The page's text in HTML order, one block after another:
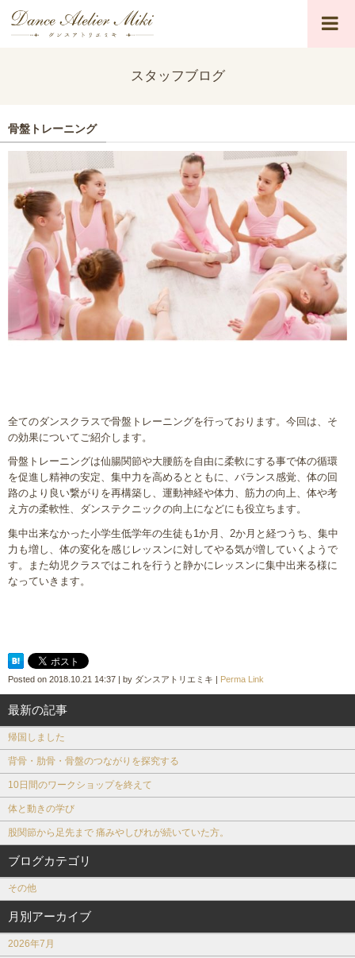
スタッフブログ
骨盤トレーニング
全てのダンスクラスで骨盤トレーニングを行っております。今回は、そ
の効果についてご紹介します。
骨盤トレーニングは仙腸関節や大腰筋を自由に柔軟にする事で体の循環
を促進し精神の安定、集中力を高めるとともに、バランス感覚、体の回
路のより良い繋がりを再構築し、運動神経や体力、筋力の向上、体や考
え方の柔軟性、ダンステクニックの向上になどにも役立ちます。
集中出来なかった小学生低学年の生徒も1か月、2か月と経つうち、集中
力も増し、体の変化を感じレッスンに対してやる気が増していくようで
す。また幼児クラスではこれを行うと静かにレッスンに集中出来る様に
なっていきます。
Posted on 2018.10.21 14:37 | by ダンスアトリエミキ | Perma Link
最新の記事
帰国しました
背骨・肋骨・骨盤のつながりを探究する
10日間のワークショップを終えて
体と動きの学び
股関節から足先まで 痛みやしびれが続いていた方。
ブログカテゴリ
その他
月別アーカイブ
2026年7月